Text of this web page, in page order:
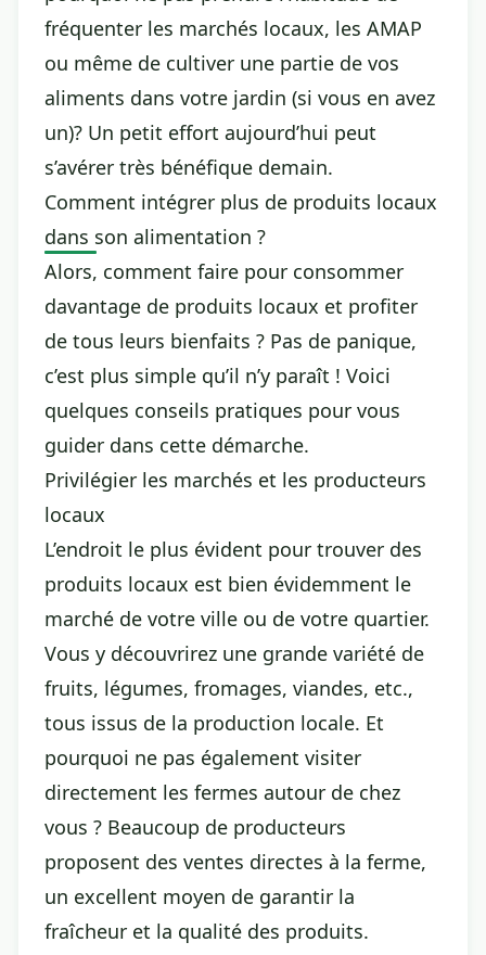
fréquenter les marchés locaux, les AMAP
ou même de cultiver une partie de vos
aliments dans votre jardin (si vous en avez
un)? Un petit effort aujourd’hui peut
s’avérer très bénéfique demain.
Comment intégrer plus de produits locaux
dans son alimentation ?
Alors, comment faire pour consommer
davantage de produits locaux et profiter
de tous leurs bienfaits ? Pas de panique,
c’est plus simple qu’il n’y paraît ! Voici
quelques conseils pratiques pour vous
guider dans cette démarche.
Privilégier les marchés et les producteurs
locaux
L’endroit le plus évident pour trouver des
produits locaux est bien évidemment le
marché de votre ville ou de votre quartier.
Vous y découvrirez une grande variété de
fruits, légumes, fromages, viandes, etc.,
tous issus de la production locale. Et
pourquoi ne pas également visiter
directement les fermes autour de chez
vous ? Beaucoup de producteurs
proposent des ventes directes à la ferme,
un excellent moyen de garantir la
fraîcheur et la qualité des produits.